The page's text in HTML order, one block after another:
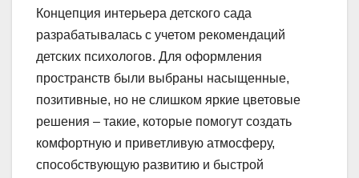
Концепция интерьера детского сада
разрабатывалась с учетом рекомендаций
детских психологов. Для оформления
пространств были выбраны насыщенные,
позитивные, но не слишком яркие цветовые
решения – такие, которые помогут создать
комфортную и приветливую атмосферу,
способствующую развитию и быстрой